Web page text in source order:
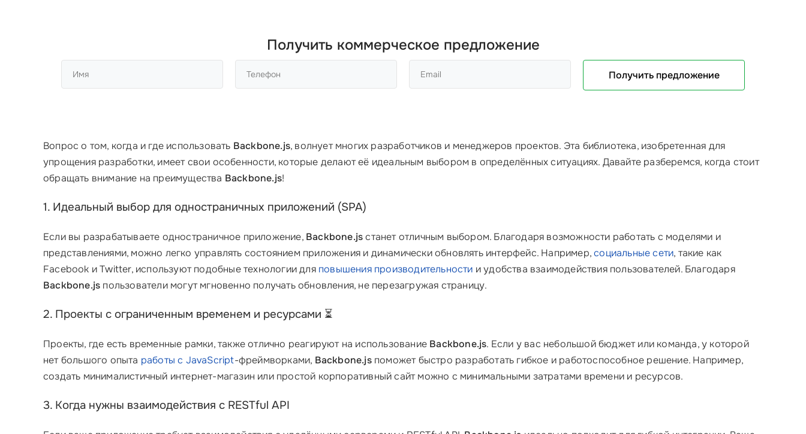
Получить коммерческое предложение
Получить предложение
Вопрос о том, когда и где использовать Backbone.js, волнует многих разработчиков и менеджеров проектов. Эта библиотека, изобретенная для
упрощения разработки, имеет свои особенности, которые делают её идеальным выбором в определённых ситуациях. Давайте разберемся, когда стоит
обращать внимание на преимущества Backbone.js!
1. Идеальный выбор для одностраничных приложений (SPA)
Если вы разрабатываете одностраничное приложение, Backbone.jsстанет отличным выбором. Благодаря возможности работать с моделями и
представлениями, можно легко управлять состоянием приложения и динамически обновлять интерфейс. Например,социальные сети, такие как
Facebook и Twitter, используют подобные технологии для повышения производительности и удобства взаимодействия пользователей. Благодаря
Backbone.js пользователи могут мгновенно получать обновления, не перезагружая страницу.
2. Проекты с ограниченным временем и ресурсами ⏳
Проекты, где есть временные рамки, также отлично реагируют на использование Backbone.js. Если у вас небольшой бюджет или команда, у которой
нет большого опыта работы с JavaScript-фреймворками, Backbone.jsпоможет быстро разработать гибкое и работоспособное решение. Например,
создать минималистичный интернет-магазин или простой корпоративный сайт можно с минимальными затратами времени и ресурсов.
3. Когда нужны взаимодействия с RESTful API